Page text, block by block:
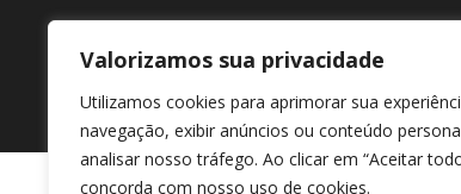
Valorizamos sua privacidade
Utilizamos cookies para aprimorar sua
navegação, exibir anúncios ou conteúdo
analisar nosso tráfego. Ao clicar em “Aceitar
concorda com nosso uso de cookies.
© COPYRIGHT 2026 → JACQUELINE VIEIRA